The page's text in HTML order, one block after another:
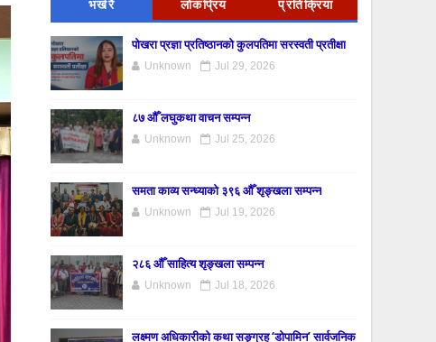
भर्खरै लोकप्रिय प्रतिक्रिया
पोखरा प्रज्ञा प्रतिष्ठानको कुलपतिमा सरस्वती प्रतीक्षा
Unknown Jul 29, 2026
८७ औँ लघुकथा वाचन सम्पन्न
Unknown Jul 25, 2026
समता काव्य सन्ध्याको ३९६ औँ शृङ्खला सम्पन्न
Unknown Jul 19, 2026
२८६ औँ साहित्य शृङ्खला सम्पन्न
Unknown Jul 18, 2026
लक्ष्मण अधिकारीको कथा सङ्ग्रह ‘डोपामिन’ सार्वजनिक